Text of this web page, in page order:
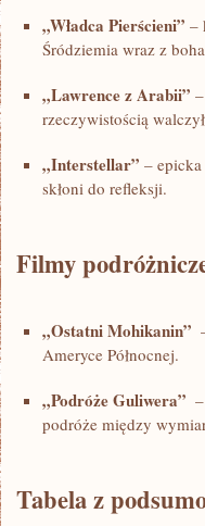
„Władca Pierścieni” ⁢–
Śródziemia wraz z
„Lawrence z Arabii”
rzeczywistością
„Interstellar” –
skłoni do refleksji.
Filmy⁢
„Ostatni‌ Mohikanin”
Ameryce Północnej.
„Podróże Guliwera”
⁢podróże ⁤między
Tabela⁣ z